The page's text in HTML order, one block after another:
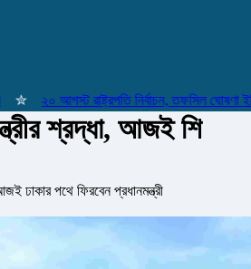
২০ আগস্ট রাষ্ট্রপতি নির্বাচন, তফসিল ঘোষণা ইসির
শ্রদ্ধা, আজই শি
ঢাকার পথে ফিরবেন প্রধানমন্ত্রী